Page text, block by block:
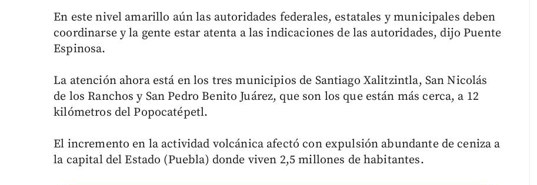
En este nivel amarillo aún las autoridades federales, estatales y municipales deben
coordinarse y la gente estar atenta a las indicaciones de las autoridades, dijo Puente
Espinosa.
La atención ahora está en los tres municipios de Santiago Xalitzintla, San Nicolás
de los Ranchos y San Pedro Benito Juárez, que son los que están más cerca, a 12
kilómetros del Popocatépetl.
El incremento en la actividad volcánica afectó con expulsión abundante de ceniza a
la capital del Estado (Puebla) donde viven 2,5 millones de habitantes.